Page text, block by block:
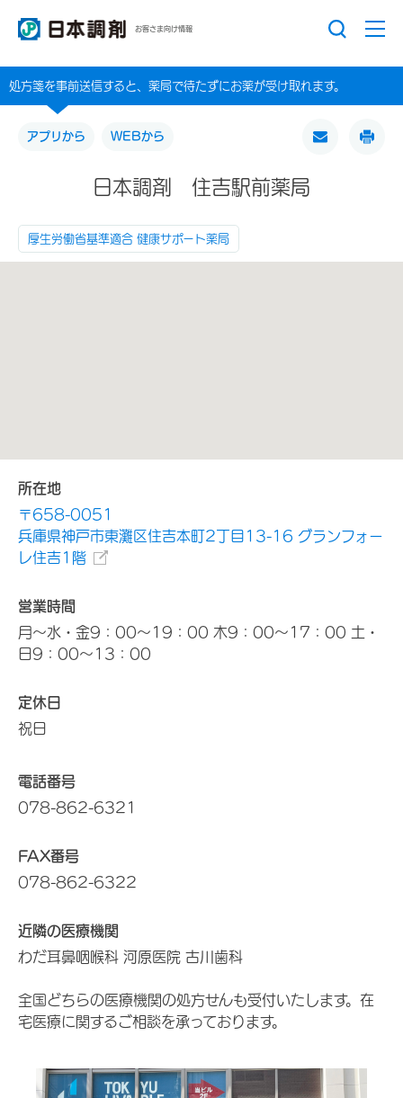
お客さま向け情報
処方箋を事前送信すると、薬局で待たずにお薬が受け取れます。
アプリから WEBから
日本調剤 住吉駅前薬局
厚生労働省基準適合 健康サポート薬局
所在地
〒658-0051
兵庫県神戸市東灘区住吉本町2丁目13-16 グランフォー
レ住吉1階
営業時間
月～水・金9：00～19：00 木9：00～17：00 土・
日9：00～13：00
定休日
祝日
電話番号
078-862-6321
FAX番号
078-862-6322
近隣の医療機関
わだ耳鼻咽喉科 河原医院 古川歯科
全国どちらの医療機関の処方せんも受付いたします。在
宅医療に関するご相談を承っております。